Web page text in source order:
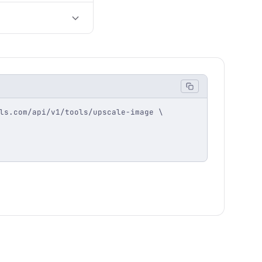
api/v1/tools/upscale-image \